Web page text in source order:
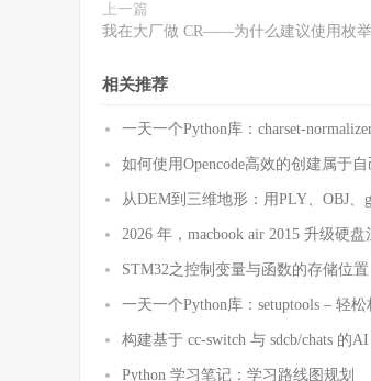
上一篇
我在大厂做 CR——为什么建议使用枚
相关推荐
一天一个Python库：charset-
如何使用Opencode高效的创建属于
从DEM到三维地形：用PLY、OBJ
2026 年，macbook air 2015 升级硬盘
STM32之控制变量与函数的存储位置
一天一个Python库：setuptools – 轻
构建基于 cc-switch 与 sdcb/chats 的
Python 学习笔记：学习路线图规划